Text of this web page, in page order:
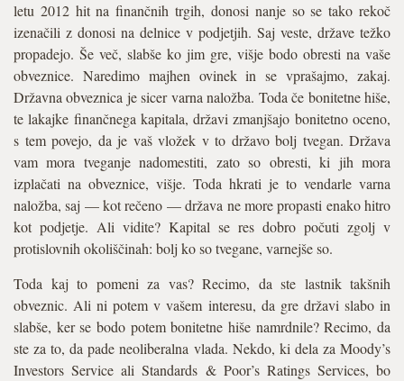
letu 2012 hit na finančnih trgih, donosi nanje so se tako rekoč
izenačili z donosi na delnice v podjetjih. Saj veste, države težko
propadejo. Še več, slabše ko jim gre, višje bodo obresti na vaše
obveznice. Naredimo majhen ovinek in se vprašajmo, zakaj.
Državna obveznica je sicer varna naložba. Toda če bonitetne hiše,
te lakajke finančnega kapitala, državi zmanjšajo bonitetno oceno,
s tem povejo, da je vaš vložek v to državo bolj tvegan. Država
vam mora tveganje nadomestiti, zato so obresti, ki jih mora
izplačati na obveznice, višje. Toda hkrati je to vendarle varna
naložba, saj — kot rečeno — država ne more propasti enako hitro
kot podjetje. Ali vidite? Kapital se res dobro počuti zgolj v
protislovnih okoliščinah: bolj ko so tvegane, varnejše so.
Toda kaj to pomeni za vas? Recimo, da ste lastnik takšnih
obveznic. Ali ni potem v vašem interesu, da gre državi slabo in
slabše, ker se bodo potem bonitetne hiše namrdnile? Recimo, da
ste za to, da pade neoliberalna vlada. Nekdo, ki dela za Moody’s
Investors Service ali Standards & Poor’s Ratings Services, bo